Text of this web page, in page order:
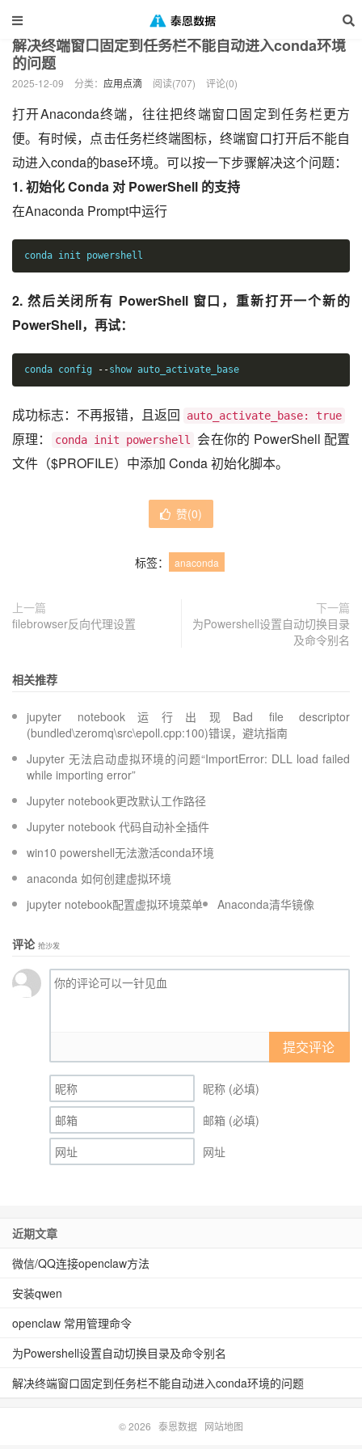
当前位置： > 正文
解决终端窗口固定到任务栏不能自动进入conda环境
的问题
2025-12-09 分类： 应用点滴 阅读(707) 评论(0)
打开Anaconda终端，往往把终端窗口固定到任务栏更方
便。有时候，点击任务栏终端图标，终端窗口打开后不能自
动进入conda的base环境。可以按一下步骤解决这个问题：
1. 初始化 Conda 对 PowerShell 的支持
在Anaconda Prompt中运行
conda init powershell
2. 然后关闭所有 PowerShell 窗口，重新打开一个新的
PowerShell，再试：
conda config --show auto_activate_base
成功标志：不再报错，且返回 auto_activate_base: true
原理： conda init powershell
会在你的 PowerShell 配置
文件（$PROFILE）中添加 Conda 初始化脚本。
赞(0)
标签： anaconda
上一篇
filebrowser反向代理设置
下一篇
为Powershell设置自动切换目录
及命令别名
相关推荐
jupyter notebook运行出现Bad file descriptor
(bundled\zeromq\src\epoll.cpp:100)错误，避坑指南
Jupyter 无法启动虚拟环境的问题“ImportError: DLL load failed
while importing error”
Jupyter notebook更改默认工作路径
Jupyter notebook 代码自动补全插件
win10 powershell无法激活conda环境
anaconda 如何创建虚拟环境
jupyter notebook配置虚拟环境菜单
Anaconda清华镜像
评论 抢沙发
提交评论
昵称 (必填)
邮箱 (必填)
网址
近期文章
微信/QQ连接openclaw方法
安装qwen
openclaw 常用管理命令
为Powershell设置自动切换目录及命令别名
解决终端窗口固定到任务栏不能自动进入conda环境的问题
© 2026 泰恩数据 网站地图